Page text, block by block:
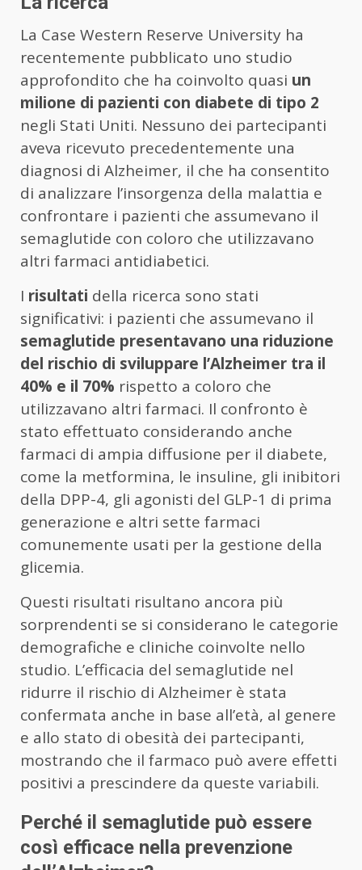
La Case Western Reserve University ha
recentemente pubblicato uno studio
approfondito che ha coinvolto quasi un
milione di pazienti con diabete di tipo 2
negli Stati Uniti. Nessuno dei partecipanti
aveva ricevuto precedentemente una
diagnosi di Alzheimer, il che ha consentito
di analizzare l’insorgenza della malattia e
confrontare i pazienti che assumevano il
semaglutide con coloro che utilizzavano
altri farmaci antidiabetici.
I risultati della ricerca sono stati
significativi: i pazienti che assumevano il
semaglutide presentavano una riduzione
del rischio di sviluppare l’Alzheimer tra il
40% e il 70% rispetto a coloro che
utilizzavano altri farmaci. Il confronto è
stato effettuato considerando anche
farmaci di ampia diffusione per il diabete,
come la metformina, le insuline, gli inibitori
della DPP-4, gli agonisti del GLP-1 di prima
generazione e altri sette farmaci
comunemente usati per la gestione della
glicemia.
Questi risultati risultano ancora più
sorprendenti se si considerano le categorie
demografiche e cliniche coinvolte nello
studio. L’efficacia del semaglutide nel
ridurre il rischio di Alzheimer è stata
confermata anche in base all’età, al genere
e allo stato di obesità dei partecipanti,
mostrando che il farmaco può avere effetti
positivi a prescindere da queste variabili.
Perché il semaglutide può essere
così efficace nella prevenzione